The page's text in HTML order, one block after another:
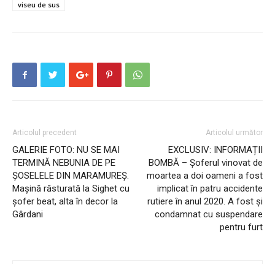
viseu de sus
Articolul precedent
GALERIE FOTO: NU SE MAI
TERMINĂ NEBUNIA DE PE
ȘOSELELE DIN MARAMUREȘ.
Mașină răsturată la Sighet cu
șofer beat, alta în decor la
Gârdani
Articolul următor
EXCLUSIV: INFORMAȚII
BOMBĂ – Șoferul vinovat de
moartea a doi oameni a fost
implicat în patru accidente
rutiere în anul 2020. A fost și
condamnat cu suspendare
pentru furt